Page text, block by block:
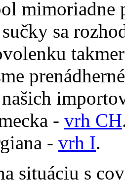
mimoriadne
sa
- vrh CH
- vrh I.
situáciu s